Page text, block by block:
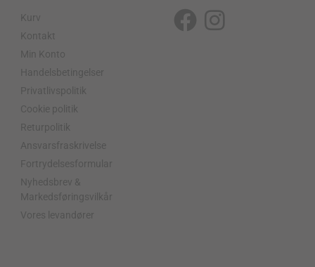
Kurv
Kontakt
Min Konto
Handelsbetingelser
Privatlivspolitik
Cookie politik
Returpolitik
Ansvarsfraskrivelse
Fortrydelsesformular
Nyhedsbrev &
Markedsføringsvilkår
Vores levandører
F
I